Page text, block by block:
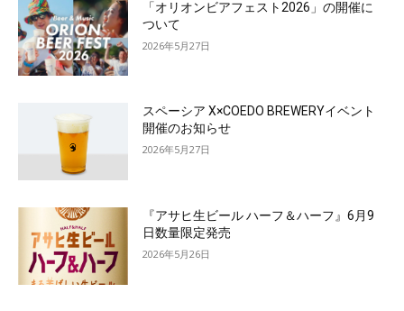
「オリオンビアフェスト2026」の開催に
ついて
2026年5月27日
スペーシア X×COEDO BREWERYイベント
開催のお知らせ
2026年5月27日
『アサヒ生ビール ハーフ＆ハーフ』6月9
日数量限定発売
2026年5月26日